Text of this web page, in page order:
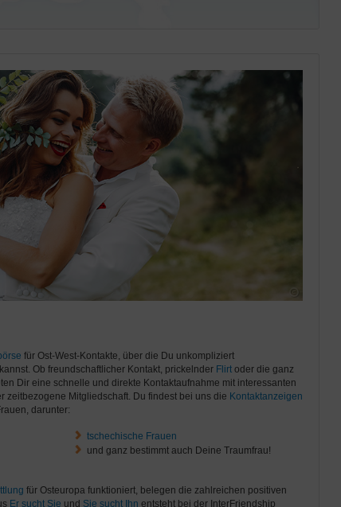
für Ost-West-Kontakte, über die Du unkompliziert
kannst. Ob freundschaftlicher Kontakt, prickelnder Flirt oder die ganz
Dir eine schnelle und direkte Kontaktaufnahme mit interessanten
zeitbezogene Mitgliedschaft. Du findest bei uns die Kontaktanzeigen
darunter:
tschechische Frauen
und ganz bestimmt auch Deine Traumfrau!
für Osteuropa funktioniert, belegen die zahlreichen positiven
Er sucht Sie und Sie sucht Ihn entsteht bei der InterFriendship